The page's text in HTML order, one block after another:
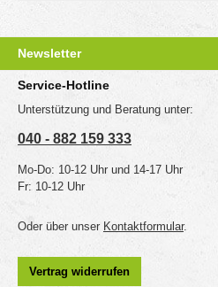
Newsletter
Service-Hotline
Unterstützung und Beratung unter:
040 - 882 159 333
Mo-Do: 10-12 Uhr und 14-17 Uhr
Fr: 10-12 Uhr
Oder über unser Kontaktformular.
Vertrag widerrufen